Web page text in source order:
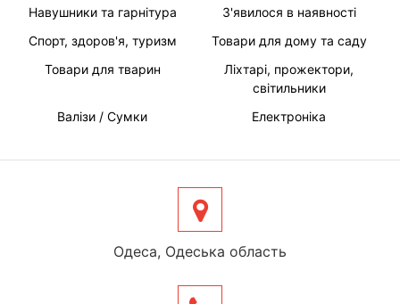
Навушники та гарнітура
З'явилося в наявності
Спорт, здоров'я, туризм
Товари для дому та саду
Товари для тварин
Ліхтарі, прожектори,
світильники
Валізи / Сумки
Електроніка
Одеса, Одеська область